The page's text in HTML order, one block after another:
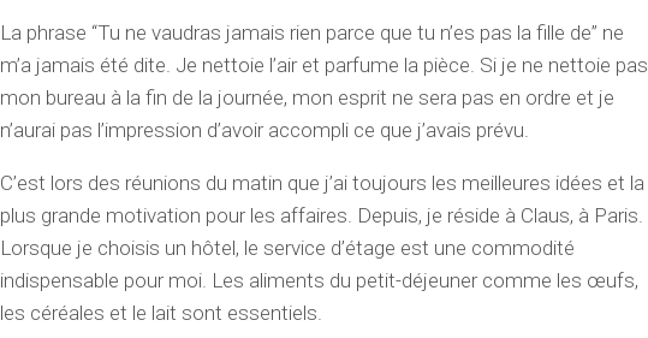
La phrase “Tu ne vaudras jamais rien parce que tu n’es pas la fille de” ne
m’a jamais été dite. Je nettoie l’air et parfume la pièce. Si je ne nettoie pas
mon bureau à la fin de la journée, mon esprit ne sera pas en ordre et je
n’aurai pas l’impression d’avoir accompli ce que j’avais prévu.
C’est lors des réunions du matin que j’ai toujours les meilleures idées et la
plus grande motivation pour les affaires. Depuis, je réside à Claus, à Paris.
Lorsque je choisis un hôtel, le service d’étage est une commodité
indispensable pour moi. Les aliments du petit-déjeuner comme les œufs,
les céréales et le lait sont essentiels.